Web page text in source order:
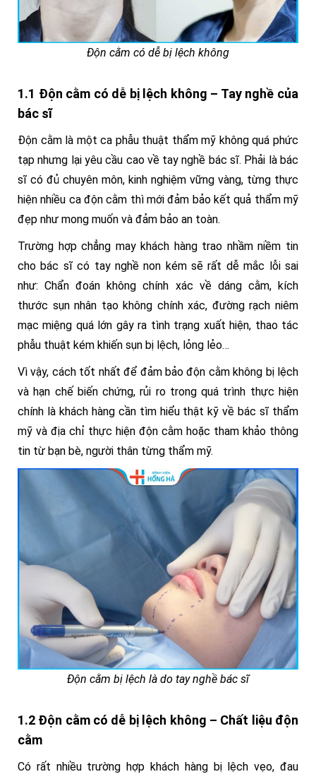
Độn cằm có dễ bị lệch không
1.1 Độn cằm có dễ bị lệch không – Tay nghề của
bác sĩ
Độn cằm là một ca phẫu thuật thẩm mỹ không quá phức
tạp nhưng lại yêu cầu cao về tay nghề bác sĩ. Phải là bác
sĩ có đủ chuyên môn, kinh nghiệm vững vàng, từng thực
hiện nhiều ca độn cằm thì mới đảm bảo kết quả thẩm mỹ
đẹp như mong muốn và đảm bảo an toàn.
Trường hợp chẳng may khách hàng trao nhầm niềm tin
cho bác sĩ có tay nghề non kém sẽ rất dễ mắc lỗi sai
như: Chẩn đoán không chính xác về dáng cằm, kích
thước sụn nhân tạo không chính xác, đường rạch niêm
mạc miệng quá lớn gây ra tình trạng xuất hiện, thao tác
phẫu thuật kém khiến sụn bị lệch, lỏng lẻo…
Vì vậy, cách tốt nhất để đảm bảo độn cằm không bị lệch
và hạn chế biến chứng, rủi ro trong quá trình thực hiện
chính là khách hàng cần tìm hiểu thật kỹ về bác sĩ thẩm
mỹ và địa chỉ thực hiện độn cằm hoặc tham khảo thông
tin từ bạn bè, người thân từng thẩm mỹ.
Độn cằm bị lệch là do tay nghề bác sĩ
1.2 Độn cằm có dễ bị lệch không – Chất liệu độn
cằm
Có rất nhiều trường hợp khách hàng bị lệch vẹo, đau